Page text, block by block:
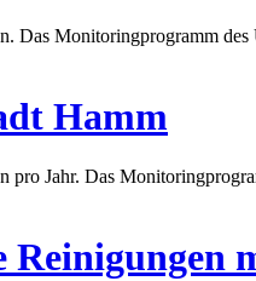
Das Monitoringprogramm
Hamm
Jahr. Das